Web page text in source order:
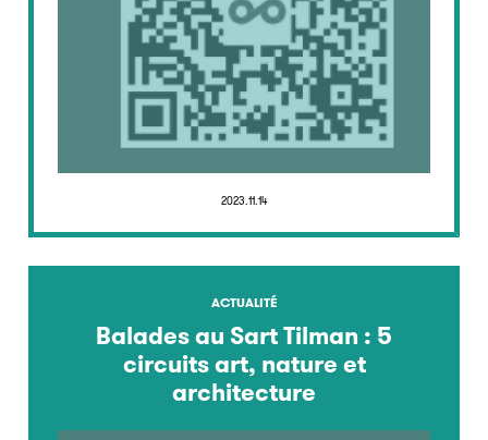
2023.11.14
ACTUALITÉ
Balades au Sart Tilman : 5
circuits art, nature et
architecture